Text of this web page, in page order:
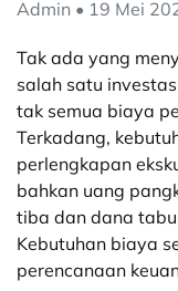
Admin • 19 Mei
Tak ada yang
salah satu
tak semua biaya
Terkadang,
perlengkapan
bahkan uang
tiba dan dana
Kebutuhan biaya
perencanaan